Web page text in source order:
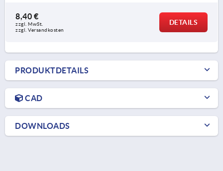
8,40 €
zzgl. MwSt.
zzgl. Versandkosten
DETAILS
PRODUKTDETAILS
CAD
DOWNLOADS